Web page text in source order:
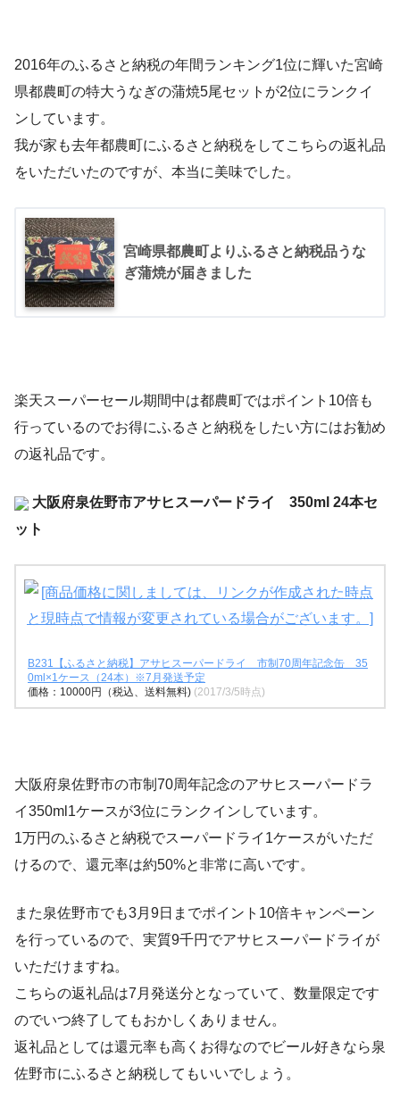
2016年のふるさと納税の年間ランキング1位に輝いた宮崎
県都農町の特大うなぎの蒲焼5尾セットが2位にランクイ
ンしています。
我が家も去年都農町にふるさと納税をしてこちらの返礼品
をいただいたのですが、本当に美味でした。
宮崎県都農町よりふるさと納税品うな
ぎ蒲焼が届きました
楽天スーパーセール期間中は都農町ではポイント10倍も
行っているのでお得にふるさと納税をしたい方にはお勧め
の返礼品です。
大阪府泉佐野市アサヒスーパードライ 350ml 24本セ
ット
B231【ふるさと納税】アサヒスーパードライ 市制70周年記念缶 35
0ml×1ケース（24本）※7月発送予定
価格：10000円（税込、送料無料) (2017/3/5時点)
大阪府泉佐野市の市制70周年記念のアサヒスーパードラ
イ350ml1ケースが3位にランクインしています。
1万円のふるさと納税でスーパードライ1ケースがいただ
けるので、還元率は約50%と非常に高いです。
また泉佐野市でも3月9日までポイント10倍キャンペーン
を行っているので、実質9千円でアサヒスーパードライが
いただけますね。
こちらの返礼品は7月発送分となっていて、数量限定です
のでいつ終了してもおかしくありません。
返礼品としては還元率も高くお得なのでビール好きなら泉
佐野市にふるさと納税してもいいでしょう。